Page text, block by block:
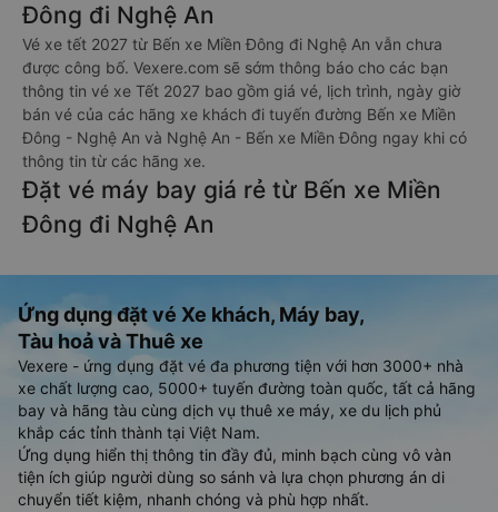
Đông đi Nghệ An
Vé xe tết 2027 từ Bến xe Miền Đông đi Nghệ An vẫn chưa
được công bố. Vexere.com sẽ sớm thông báo cho các bạn
thông tin vé xe Tết 2027 bao gồm giá vé, lịch trình, ngày giờ
bán vé của các hãng xe khách đi tuyến đường Bến xe Miền
Đông - Nghệ An và Nghệ An - Bến xe Miền Đông ngay khi có
thông tin từ các hãng xe.
Đặt vé máy bay giá rẻ từ Bến xe Miền
Đông đi Nghệ An
Ứng dụng đặt vé Xe khách, Máy bay,
Tàu hoả và Thuê xe
Vexere - ứng dụng đặt vé đa phương tiện với hơn 3000+ nhà
xe chất lượng cao, 5000+ tuyến đường toàn quốc, tất cả hãng
bay và hãng tàu cùng dịch vụ thuê xe máy, xe du lịch phủ
khắp các tỉnh thành tại Việt Nam.
Ứng dụng hiển thị thông tin đầy đủ, minh bạch cùng vô vàn
tiện ích giúp người dùng so sánh và lựa chọn phương án di
chuyển tiết kiệm, nhanh chóng và phù hợp nhất.